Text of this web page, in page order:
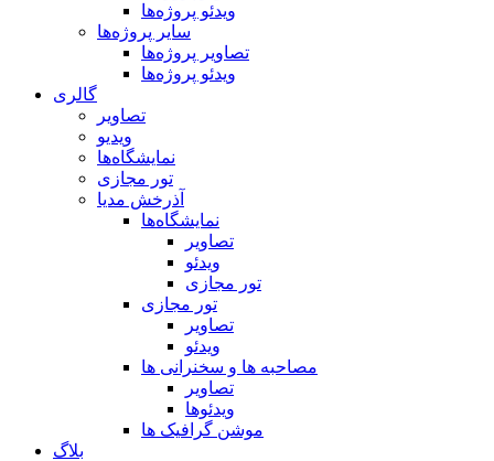
ویدئو پروژه‌ها
سایر پروژه‌ها
تصاویر پروژه‌ها
ویدئو پروژه‌ها
گالری
تصاویر
ویدیو
نمایشگاه‌ها
تور مجازی
آذرخش مدیا
نمایشگاه‌ها
تصاویر
ویدئو
تور مجازی
تور مجازی
تصاویر
ویدئو
مصاحبه ها و سخنرانی ها
تصاویر
ویدئوها
موشن گرافیک ها
بلاگ